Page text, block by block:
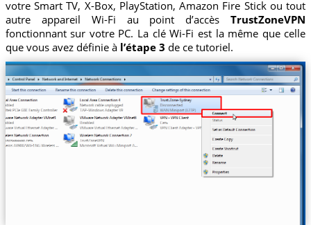
votre Smart TV, X-Box, PlayStation, Amazon Fire Stick ou tout
autre appareil Wi-Fi au point d’accèsTrustZoneVPN
fonctionnant sur votre PC. La clé Wi-Fi est la même que celle
que vous avez définie à l’étape 3 de ce tutoriel.